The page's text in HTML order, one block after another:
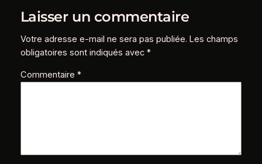
Laisser un commentaire
Votre adresse e-mail ne sera pas publiée. Les champs
obligatoires sont indiqués avec *
Commentaire *